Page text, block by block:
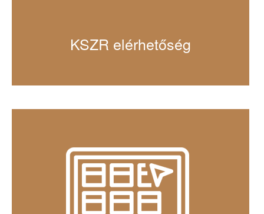
KSZR elérhetőség